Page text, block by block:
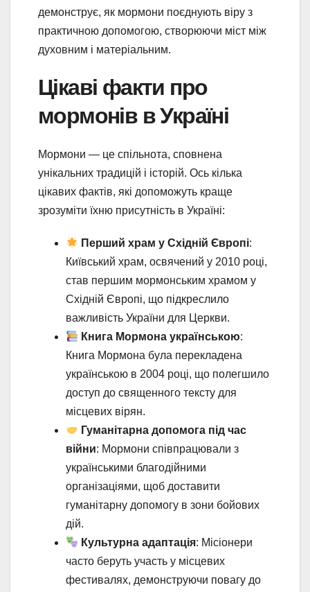
демонструє, як мормони поєднують віру з
практичною допомогою, створюючи міст між
духовним і матеріальним.
Цікаві факти про
мормонів в Україні
Мормони — це спільнота, сповнена
унікальних традицій і історій. Ось кілька
цікавих фактів, які допоможуть краще
зрозуміти їхню присутність в Україні:
Перший храм у Східній Європі:
Київський храм, освячений у 2010 році,
став першим мормонським храмом у
Східній Європі, що підкреслило
важливість України для Церкви.
Книга Мормона українською:
Книга Мормона була перекладена
українською в 2004 році, що полегшило
доступ до священного тексту для
місцевих вірян.
Гуманітарна допомога під час
війни: Мормони співпрацювали з
українськими благодійними
організаціями, щоб доставити
гуманітарну допомогу в зони бойових
дій.
Культурна адаптація: Місіонери
часто беруть участь у місцевих
фестивалях, демонструючи повагу до